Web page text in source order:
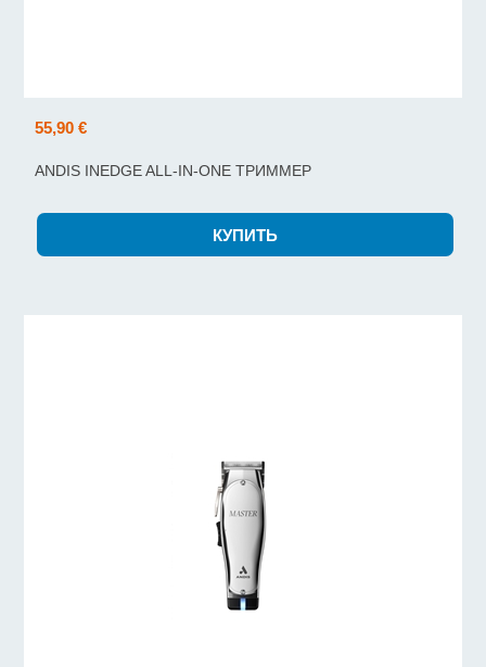
55,90 €
ANDIS INEDGE ALL-IN-ONE ТРИММЕР